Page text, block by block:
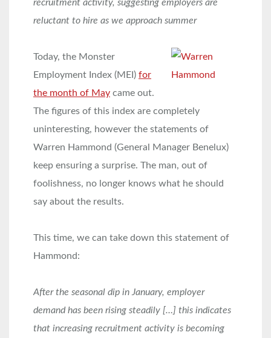
recruitment activity, suggesting employers are
reluctant to hire as we approach summer
Today, the Monster
Employment Index (MEI) for
the month of May came out.
The figures of this index are completely
uninteresting, however the statements of
Warren Hammond (General Manager Benelux)
keep ensuring a surprise. The man, out of
foolishness, no longer knows what he should
say about the results.
This time, we can take down this statement of
Hammond:
After the seasonal dip in January, employer
demand has been rising steadily […] this indicates
that increasing recruitment activity is becoming